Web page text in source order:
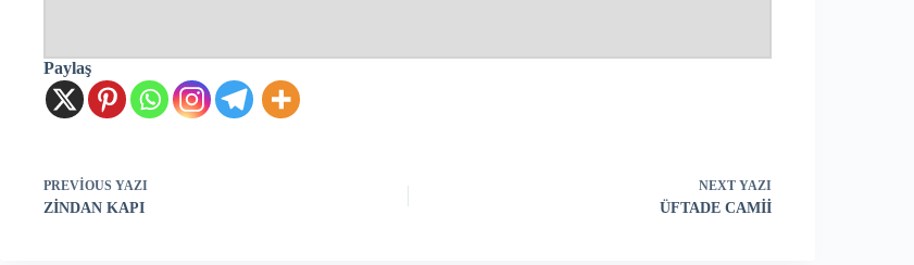
Paylaş
PREVIOUS YAZI
ZİNDAN KAPI
NEXT YAZI
ÜFTADE CAMİİ